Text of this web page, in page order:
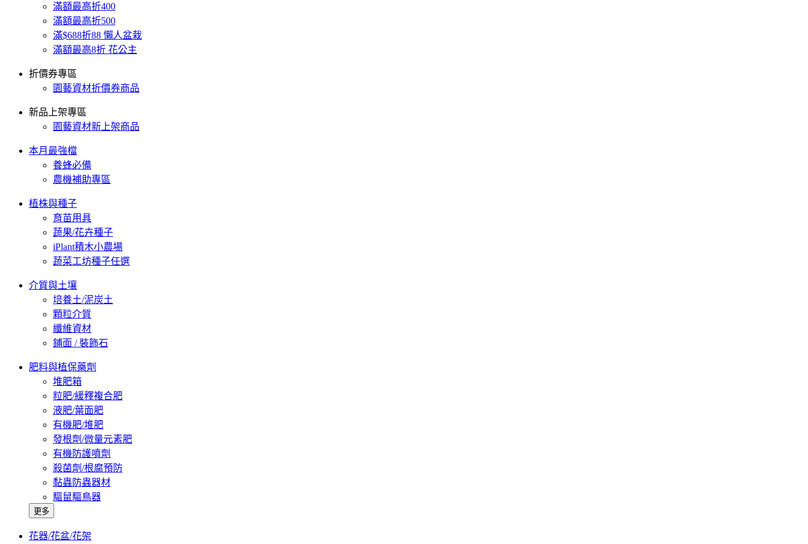
滿額最高折400
滿額最高折500
滿$688折88 懶人盆栽
滿額最高8折 花公主
折價券專區
園藝資材折價券商品
新品上架專區
園藝資材新上架商品
本月最強檔
養蜂必備
農機補助專區
植株與種子
育苗用具
蔬果/花卉種子
iPlant積木小農場
蔬菜工坊種子任選
介質與土壤
培養土/泥炭土
顆粒介質
纖維資材
鋪面 / 裝飾石
肥料與植保藥劑
堆肥箱
粒肥/緩釋複合肥
液肥/葉面肥
有機肥/堆肥
發根劑/微量元素肥
有機防護噴劑
殺菌劑/根腐預防
黏蟲防蟲器材
驅鼠驅鳥器
更多
花器/花盆/花架